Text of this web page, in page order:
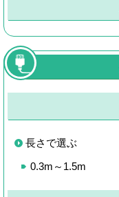
長さで選ぶ
0.3m～1.5m